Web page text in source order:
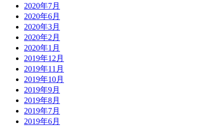
2020年7月
2020年6月
2020年3月
2020年2月
2020年1月
2019年12月
2019年11月
2019年10月
2019年9月
2019年8月
2019年7月
2019年6月